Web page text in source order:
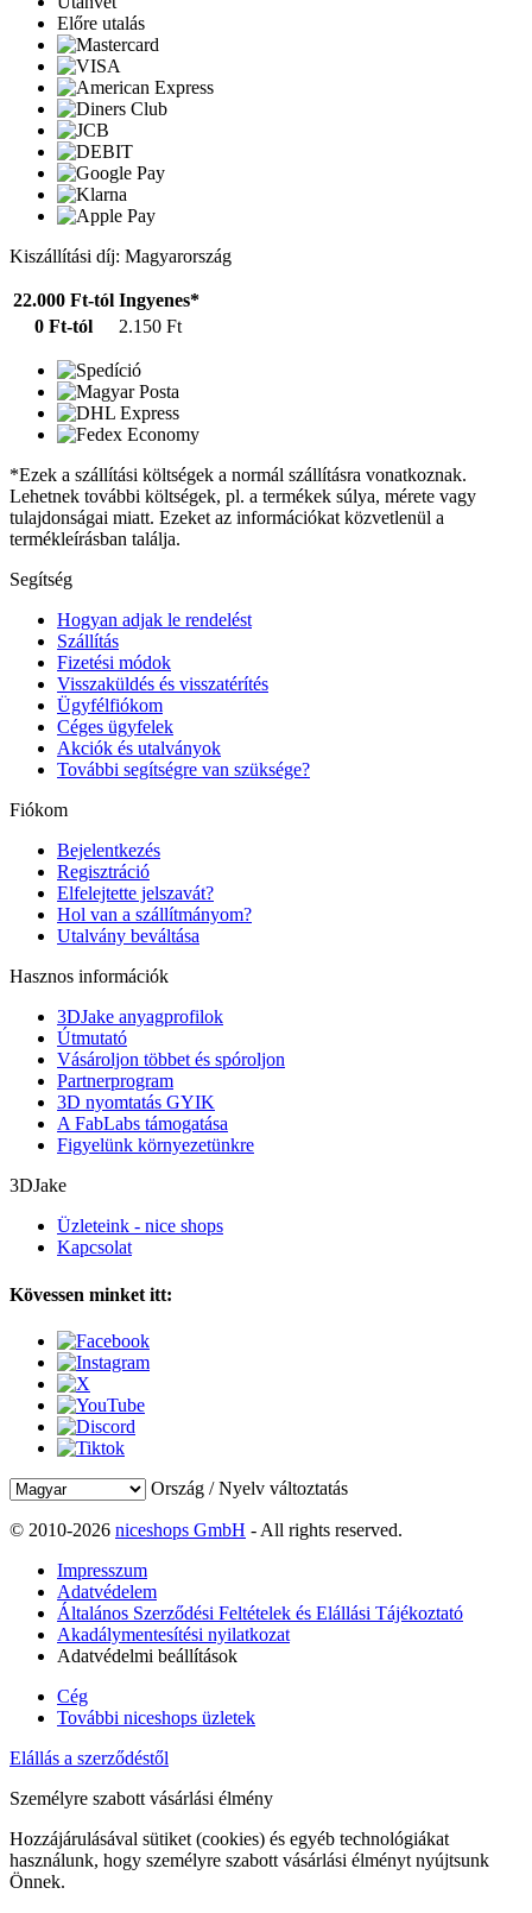
Előre utalás
Kiszállítási díj: Magyarország
22.000 Ft-tól Ingyenes*
0 Ft-tól
2.150 Ft
*Ezek a szállítási költségek a normál szállításra vonatkoznak.
Lehetnek további költségek, pl. a termékek súlya, mérete vagy
tulajdonságai miatt. Ezeket az információkat közvetlenül a
termékleírásban találja.
Segítség
Hogyan adjak le rendelést
Szállítás
Fizetési módok
Visszaküldés és visszatérítés
Ügyfélfiókom
Céges ügyfelek
Akciók és utalványok
További segítségre van szüksége?
Fiókom
Bejelentkezés
Regisztráció
Elfelejtette jelszavát?
Hol van a szállítmányom?
Utalvány beváltása
Hasznos információk
3DJake anyagprofilok
Útmutató
Vásároljon többet és spóroljon
Partnerprogram
3D nyomtatás GYIK
A FabLabs támogatása
Figyelünk környezetünkre
3DJake
Üzleteink - nice shops
Kapcsolat
Kövessen minket itt:
Ország / Nyelv változtatás
© 2010-2026 niceshops GmbH - All rights reserved.
Impresszum
Adatvédelem
Általános Szerződési Feltételek és Elállási Tájékoztató
Akadálymentesítési nyilatkozat
Adatvédelmi beállítások
Cég
További niceshops üzletek
Elállás a szerződéstől
Személyre szabott vásárlási élmény
Hozzájárulásával sütiket (cookies) és egyéb technológiákat
használunk, hogy személyre szabott vásárlási élményt nyújtsunk
Önnek.